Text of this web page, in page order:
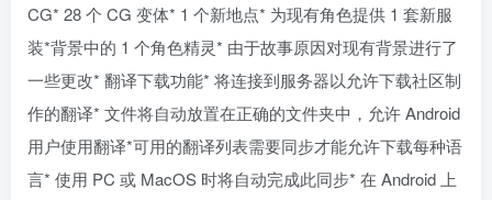
CG* 28 个 CG 变体* 1 个新地点* 为现有角色提供 1 套新服
装*背景中的 1 个角色精灵* 由于故事原因对现有背景进行了
一些更改* 翻译下载功能* 将连接到服务器以允许下载社区制
作的翻译* 文件将自动放置在正确的文件夹中，允许 Android
用户使用翻译*可用的翻译列表需要同步才能允许下载每种语
言* 使用 PC 或 MacOS 时将自动完成此同步* 在 Android 上